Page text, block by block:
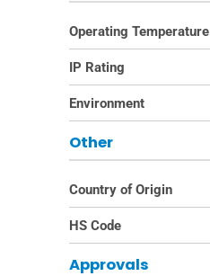
Operating Temperature
IP Rating
Environment
Other
Country of Origin
HS Code
Approvals